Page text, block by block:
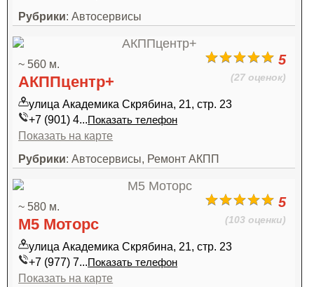
Рубрики: Автосервисы
5
(27 оценок)
~ 560 м.
АКППцентр+
улица Академика Скрябина, 21, стр. 23
+7 (901) 4...Показать телефон
Показать на карте
Рубрики: Автосервисы, Ремонт АКПП
5
(103 оценки)
~ 580 м.
М5 Моторс
улица Академика Скрябина, 21, стр. 23
+7 (977) 7...Показать телефон
Показать на карте